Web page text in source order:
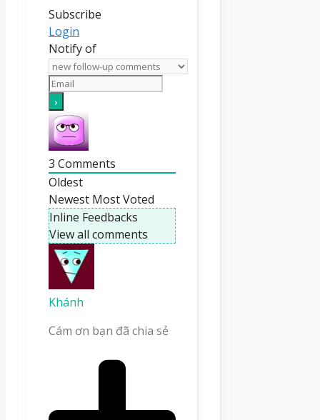
Subscribe
Login
Notify of
3 Comments
Oldest
Newest Most Voted
Inline Feedbacks
View all comments
Khánh
Cám ơn bạn đã chia sẻ